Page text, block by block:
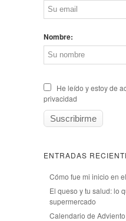
Nombre:
He leído y estoy de
privacidad
ENTRADAS
Cómo fue mi inicio en
El queso y tu salud: lo
supermercado
Calendario de